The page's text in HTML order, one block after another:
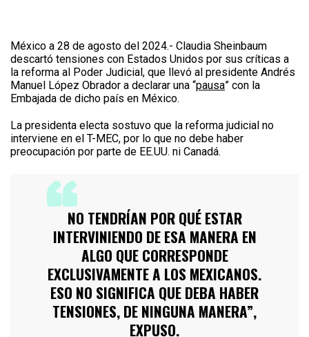
México a 28 de agosto del 2024.- Claudia Sheinbaum
descartó tensiones con Estados Unidos por sus críticas a
la reforma al Poder Judicial, que llevó al presidente Andrés
Manuel López Obrador a declarar una “pausa” con la
Embajada de dicho país en México.
La presidenta electa sostuvo que la reforma judicial no
interviene en el T-MEC, por lo que no debe haber
preocupación por parte de EE.UU. ni Canadá.
NO TENDRÍAN POR QUÉ ESTAR
INTERVINIENDO DE ESA MANERA EN
ALGO QUE CORRESPONDE
EXCLUSIVAMENTE A LOS MEXICANOS.
ESO NO SIGNIFICA QUE DEBA HABER
TENSIONES, DE NINGUNA MANERA”,
EXPUSO.